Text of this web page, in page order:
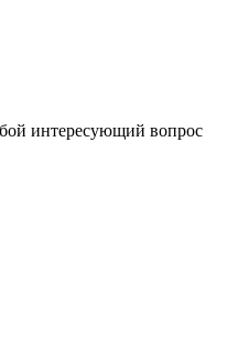
интересующий вопрос